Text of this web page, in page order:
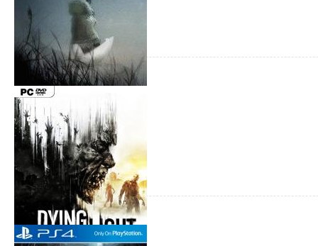
Never Alone
Кооператив: Отсутствует
Жанр:
PC, Xbox One, PS4
Платформы: PC, Xbox One, PS4
Дата выхода: 18.11.2014